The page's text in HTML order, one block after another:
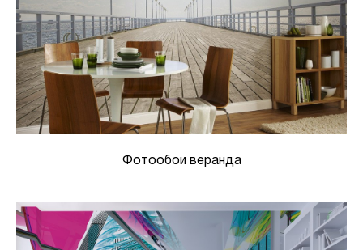
Фотообои веранда